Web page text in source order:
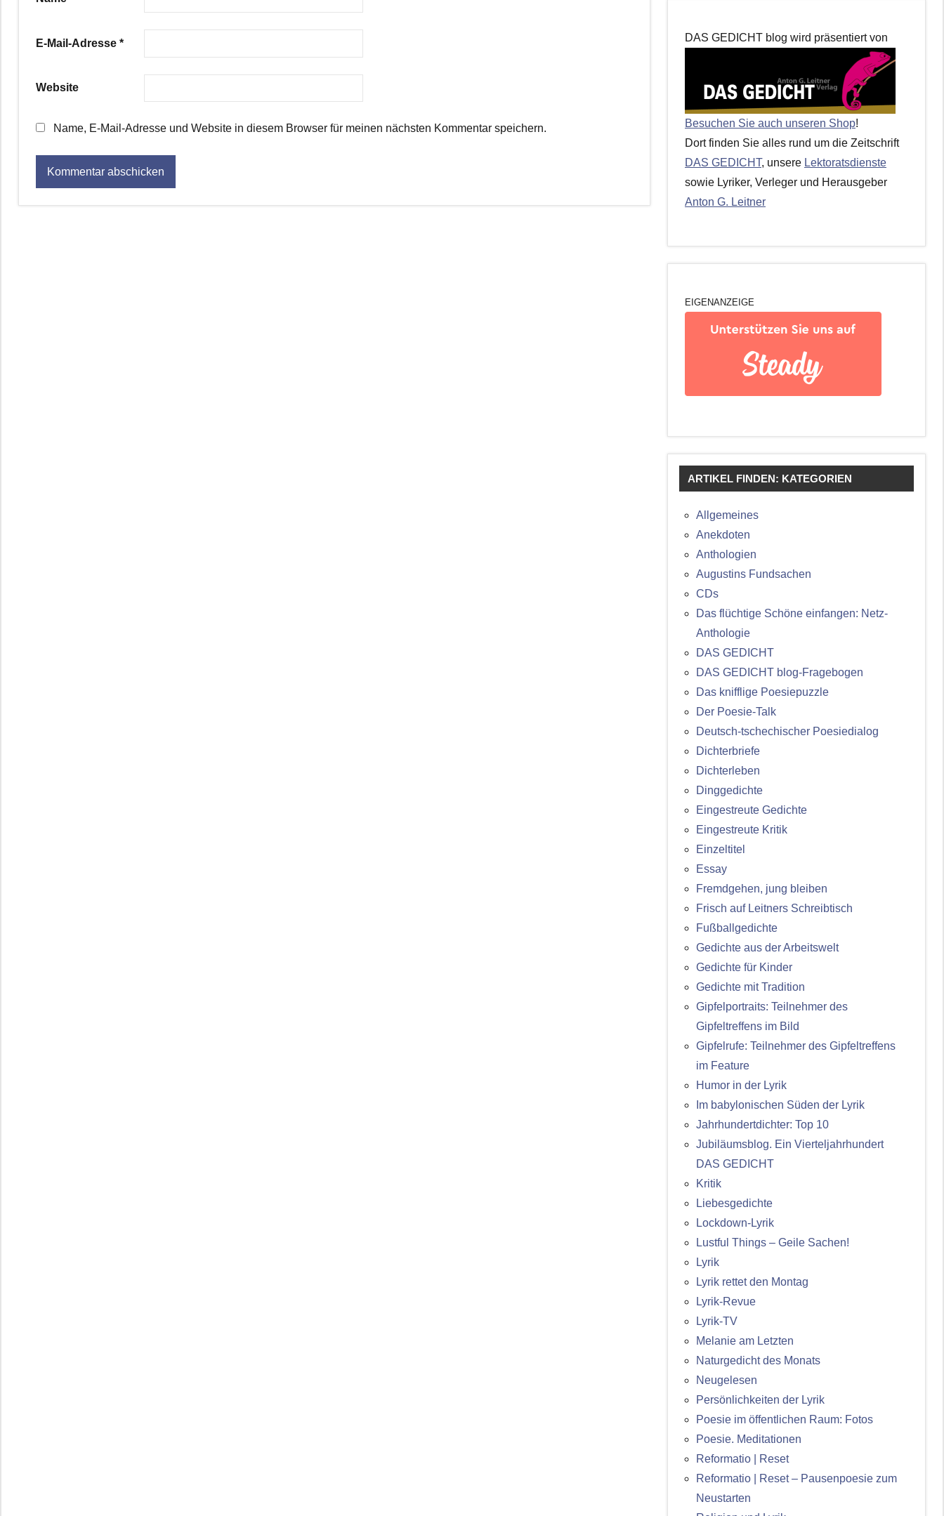
E-Mail-Adresse *
Website
Name, E-Mail-Adresse und Website in diesem Browser für meinen nächsten Kommentar speichern.
DAS GEDICHT blog wird präsentiert von
Besuchen Sie auch unseren Shop!
Dort finden Sie alles rund um die Zeitschrift
DAS GEDICHT, unsere Lektoratsdienste
sowie Lyriker, Verleger und Herausgeber
Anton G. Leitner
EIGENANZEIGE
ARTIKEL FINDEN: KATEGORIEN
Allgemeines
Anekdoten
Anthologien
Augustins Fundsachen
CDs
Das flüchtige Schöne einfangen: Netz-
Anthologie
DAS GEDICHT
DAS GEDICHT blog-Fragebogen
Das knifflige Poesiepuzzle
Der Poesie-Talk
Deutsch-tschechischer Poesiedialog
Dichterbriefe
Dichterleben
Dinggedichte
Eingestreute Gedichte
Eingestreute Kritik
Einzeltitel
Essay
Fremdgehen, jung bleiben
Frisch auf Leitners Schreibtisch
Fußballgedichte
Gedichte aus der Arbeitswelt
Gedichte für Kinder
Gedichte mit Tradition
Gipfelportraits: Teilnehmer des
Gipfeltreffens im Bild
Gipfelrufe: Teilnehmer des Gipfeltreffens
im Feature
Humor in der Lyrik
Im babylonischen Süden der Lyrik
Jahrhundertdichter: Top 10
Jubiläumsblog. Ein Vierteljahrhundert
DAS GEDICHT
Kritik
Liebesgedichte
Lockdown-Lyrik
Lustful Things – Geile Sachen!
Lyrik
Lyrik rettet den Montag
Lyrik-Revue
Lyrik-TV
Melanie am Letzten
Naturgedicht des Monats
Neugelesen
Persönlichkeiten der Lyrik
Poesie im öffentlichen Raum: Fotos
Poesie. Meditationen
Reformatio | Reset
Reformatio | Reset – Pausenpoesie zum
Neustarten